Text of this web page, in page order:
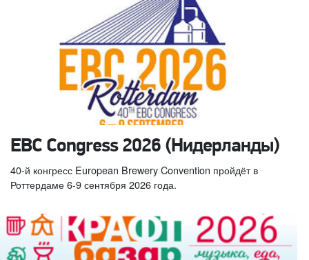
EBC Congress 2026 (Нидерланды)
40-й конгресс European Brewery Convention пройдёт в
Роттердаме 6-9 сентября 2026 года.